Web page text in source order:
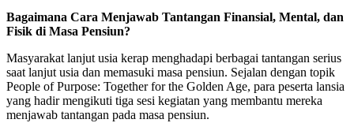
Bagaimana Cara Menjawab Tantangan Finansial, Mental, dan
Fisik di Masa Pensiun?
Masyarakat lanjut usia kerap menghadapi berbagai tantangan serius
saat lanjut usia dan memasuki masa pensiun. Sejalan dengan topik
People of Purpose: Together for the Golden Age, para peserta lansia
yang hadir mengikuti tiga sesi kegiatan yang membantu mereka
menjawab tantangan pada masa pensiun.